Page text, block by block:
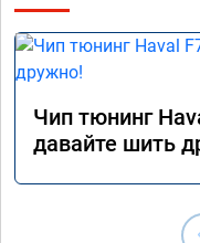
Чип тюнинг
давайте шить